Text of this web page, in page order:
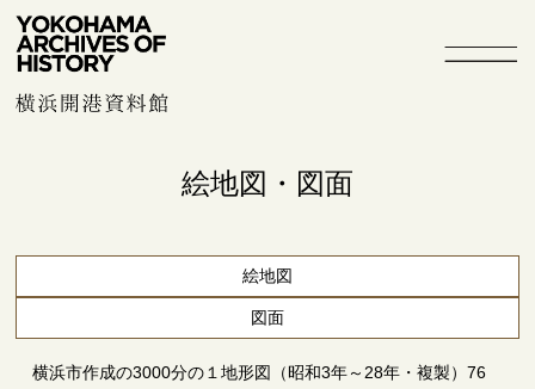
絵地図・図面
絵地図
図面
横浜市作成の3000分の１地形図（昭和3年～28年・複製）76